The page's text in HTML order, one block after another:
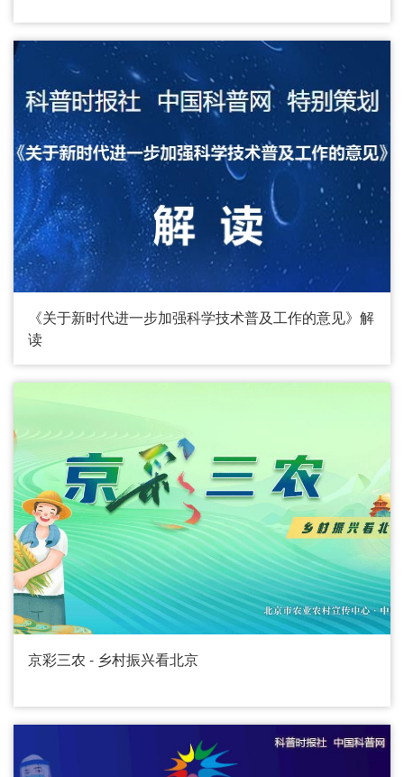
《关于新时代进一步加强科学技术普及工作的意见》解
读
京彩三农 - 乡村振兴看北京